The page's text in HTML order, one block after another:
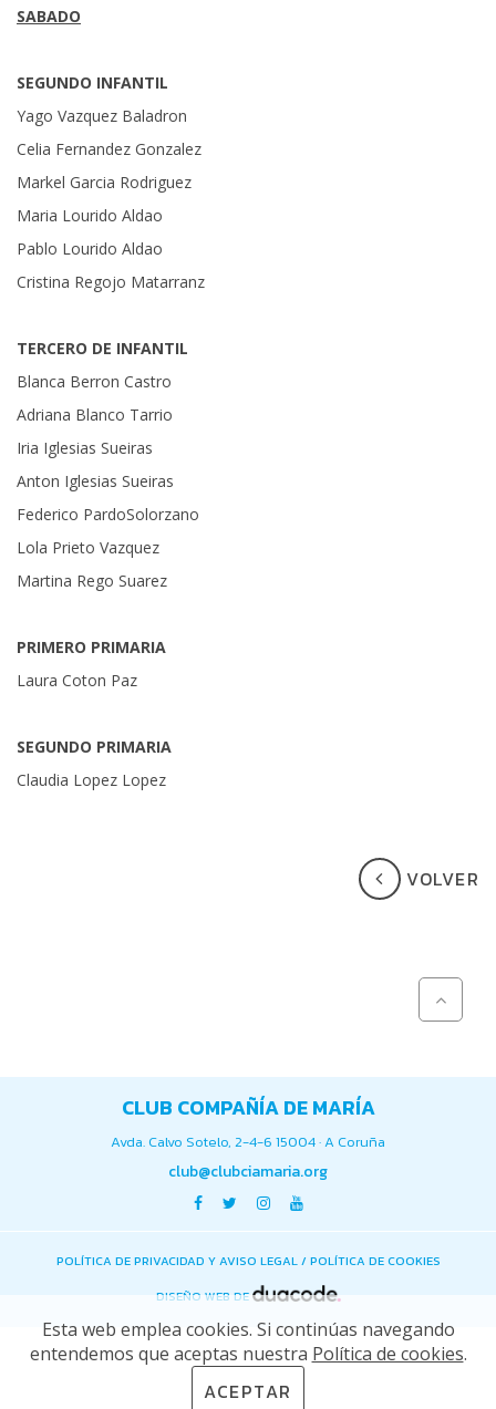
SABADO
SEGUNDO INFANTIL
Yago Vazquez Baladron
Celia Fernandez Gonzalez
Markel Garcia Rodriguez
Maria Lourido Aldao
Pablo Lourido Aldao
Cristina Regojo Matarranz
TERCERO DE INFANTIL
Blanca Berron Castro
Adriana Blanco Tarrio
Iria Iglesias Sueiras
Anton Iglesias Sueiras
Federico PardoSolorzano
Lola Prieto Vazquez
Martina Rego Suarez
PRIMERO PRIMARIA
Laura Coton Paz
SEGUNDO PRIMARIA
Claudia Lopez Lopez
VOLVER
CLUB COMPAÑÍA DE MARÍA
Avda. Calvo Sotelo, 2-4-6 15004 · A Coruña
club@clubciamaria.org
POLÍTICA DE PRIVACIDAD Y AVISO LEGAL/ POLÍTICA DE COOKIES
DISEÑO WEB DE
Esta web emplea cookies. Si continúas navegando
entendemos que aceptas nuestra Política de cookies.
ACEPTAR